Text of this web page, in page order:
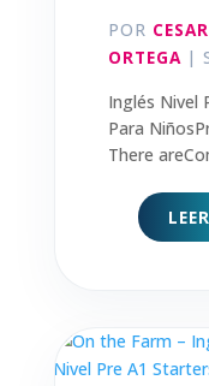
POR
ORTEGA|
Inglés Nivel
Para
There